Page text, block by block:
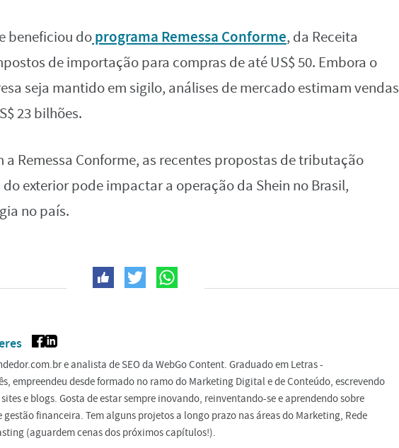
beneficiou doprograma Remessa Conforme, da Receita
de importação para compras de até US$ 50. Embora o
seja mantido em sigilo, análises de mercado estimam vendas
23 bilhões.
a Remessa Conforme, as recentes propostas de tributação
exterior pode impactar a operação da Shein no Brasil,
no país.
e analista de SEO da WebGo Content. Graduado em Letras -
empreendeu desde formado no ramo do Marketing Digital e de Conteúdo, escrevendo
e blogs. Gosta de estar sempre inovando, reinventando-se e aprendendo sobre
gestão financeira. Tem alguns projetos a longo prazo nas áreas do Marketing, Rede
(aguardem cenas dos próximos capítulos!).